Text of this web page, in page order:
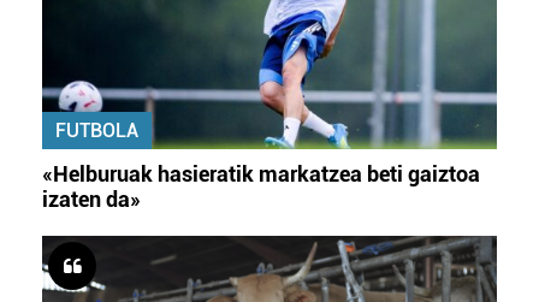
FUTBOLA
«Helburuak hasieratik markatzea beti gaiztoa
izaten da»